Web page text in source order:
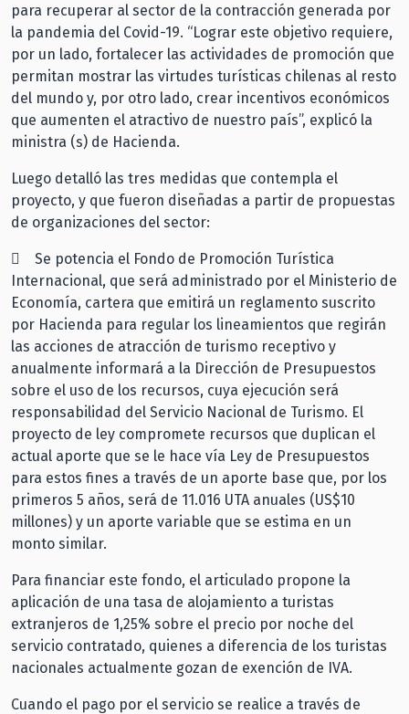
para recuperar al sector de la contracción generada por
la pandemia del Covid-19. “Lograr este objetivo requiere,
por un lado, fortalecer las actividades de promoción que
permitan mostrar las virtudes turísticas chilenas al resto
del mundo y, por otro lado, crear incentivos económicos
que aumenten el atractivo de nuestro país”, explicó la
ministra (s) de Hacienda.
Luego detalló las tres medidas que contempla el
proyecto, y que fueron diseñadas a partir de propuestas
de organizaciones del sector:
 Se potencia el Fondo de Promoción Turística
Internacional, que será administrado por el Ministerio de
Economía, cartera que emitirá un reglamento suscrito
por Hacienda para regular los lineamientos que regirán
las acciones de atracción de turismo receptivo y
anualmente informará a la Dirección de Presupuestos
sobre el uso de los recursos, cuya ejecución será
responsabilidad del Servicio Nacional de Turismo. El
proyecto de ley compromete recursos que duplican el
actual aporte que se le hace vía Ley de Presupuestos
para estos fines a través de un aporte base que, por los
primeros 5 años, será de 11.016 UTA anuales (US$10
millones) y un aporte variable que se estima en un
monto similar.
Para financiar este fondo, el articulado propone la
aplicación de una tasa de alojamiento a turistas
extranjeros de 1,25% sobre el precio por noche del
servicio contratado, quienes a diferencia de los turistas
nacionales actualmente gozan de exención de IVA.
Cuando el pago por el servicio se realice a través de